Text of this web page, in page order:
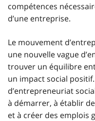
compétences
d’une entreprise.
Le mouvement
une nouvelle vague
trouver un équilibre
un impact social
d’entrepreneuriat
à démarrer, à établir
et à créer des emplois